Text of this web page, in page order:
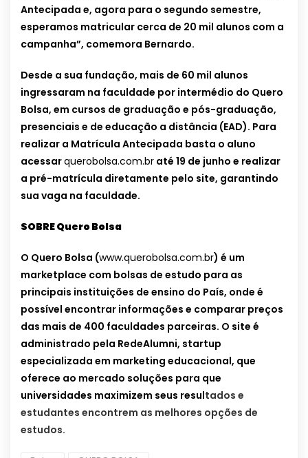
Antecipada e, agora para o segundo semestre,
esperamos matricular cerca de 20 mil alunos com a
campanha”, comemora Bernardo.
Desde a sua fundação, mais de 60 mil alunos
ingressaram na faculdade por intermédio do Quero
Bolsa, em cursos de graduação e pós-graduação,
presenciais e de educação a distância (EAD). Para
realizar a Matrícula Antecipada basta o aluno
acessarquerobolsa.com.br até 19 de junho e realizar
a pré-matrícula diretamente pelo site, garantindo
sua vaga na faculdade.
SOBRE Quero Bolsa
O Quero Bolsa (www.querobolsa.com.br) é um
marketplace com bolsas de estudo para as
principais instituições de ensino do País, onde é
possível encontrar informações e comparar preços
das mais de 400 faculdades parceiras. O site é
administrado pela RedeAlumni, startup
especializada em marketing educacional, que
oferece ao mercado soluções para que
universidades maximizem seus resultados e
estudantes encontrem as melhores opções de
estudos.